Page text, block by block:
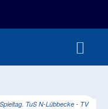
TuS N-Lübbecke - TV